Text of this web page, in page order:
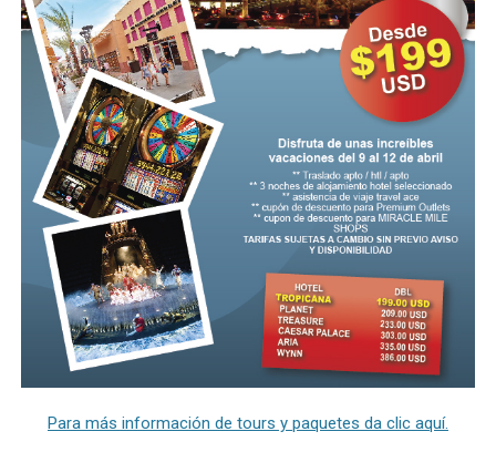
Para más información de tours y paquetes da clic aquí.